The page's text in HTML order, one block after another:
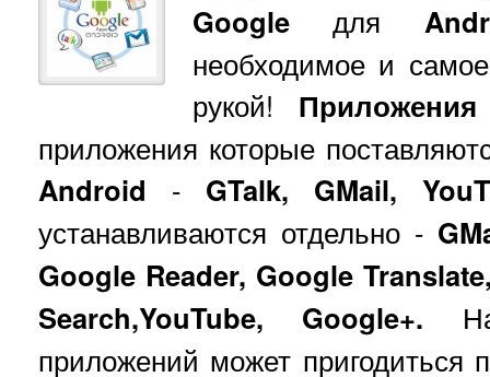
Google для
необходимое и
рукой!
приложения которые
Android - GTalk, GMail,
устанавливаются отдельно -
Google Reader, Google
Search,YouTube, Google+.
приложений может пригодиться